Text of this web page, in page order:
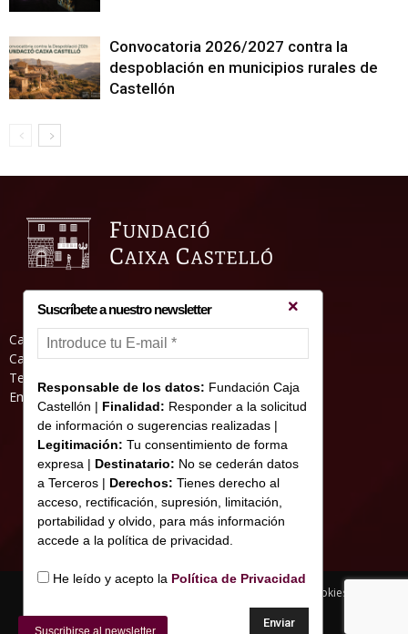
Convocatoria 2026/2027 contra la
despoblación en municipios rurales de
Castellón
Casa Abadia, Pl. de la Hierba s/nº, 12001
Castelló de la Plana
Teléfono: 964 23 25 51
Email: informacion@fundacioncajacastellon.es
Uso de cookies
© Copyright 2017 Fundació Caixa Castelló
Suscríbete a nuestro newsletter
Responsable de los datos: Fundación Caja
Castellón | Finalidad: Responder a la solicitud
de información o sugerencias realizadas |
Legitimación: Tu consentimiento de forma
expresa | Destinatario: No se cederán datos
a Terceros | Derechos: Tienes derecho al
acceso, rectificación, supresión, limitación,
portabilidad y olvido, para más información
accede a la política de privacidad.
He leído y acepto la Política de Privacidad
Suscribirse al newsletter